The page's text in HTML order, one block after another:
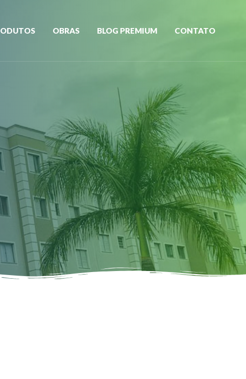
OBRAS BLOG PREMIUM CONTATO